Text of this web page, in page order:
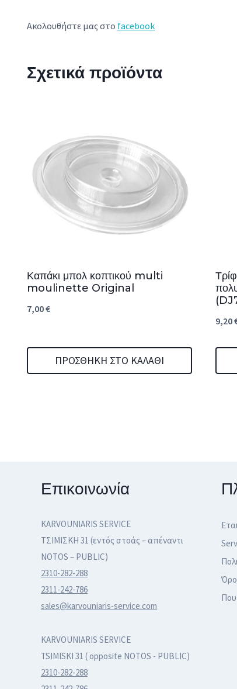
Ακολουθήστε μας στο facebook
Σχετικά προϊόντα
Καπάκι μπολ κοπτικού multi
moulinette Original
7,00€
ΠΡΟΣΘΉΚΗ ΣΤΟ ΚΑΛΆΘΙ
9,20
Επικοινωνία
KARVOUNIARIS SERVICE
ΤΣΙΜΙΣΚΗ 31 (εντός στοάς – απέναντι
NOTOS – PUBLIC)
2310-282-288
2311-242-786
sales@karvouniaris-service.com
KARVOUNIARIS SERVICE
TSIMISKI 31 ( opposite NOTOS - PUBLIC)
2310-282-288